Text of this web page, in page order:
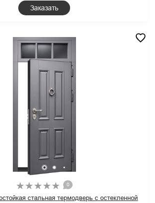
Заказать
0
стальная термодверь с остекленной